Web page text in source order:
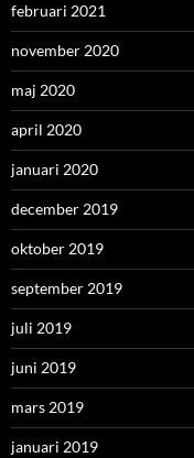
februari 2021
november 2020
maj 2020
april 2020
januari 2020
december 2019
oktober 2019
september 2019
juli 2019
juni 2019
mars 2019
januari 2019